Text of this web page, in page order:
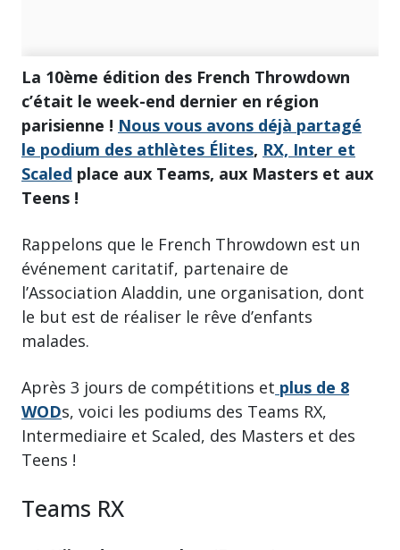
La 10ème édition des French Throwdown
c’était le week-end dernier en région
parisienne ! Nous vous avons déjà partagé
le podium des athlètes Élites, RX, Inter et
Scaled place aux Teams, aux Masters et aux
Teens !
Rappelons que le French Throwdown est un
événement caritatif, partenaire de
l’Association Aladdin, une organisation, dont
le but est de réaliser le rêve d’enfants
malades.
Après 3 jours de compétitions et plus de 8
WODs, voici les podiums des Teams RX,
Intermediaire et Scaled, des Masters et des
Teens !
Teams RX